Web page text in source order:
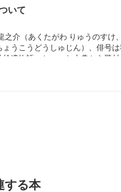
いて
之介（あくたがわ りゅうのすけ
ょうこうどうしゅじん）、俳号
拾遺物語』といった古典から題
障害が作品にも現れるようにな
する本